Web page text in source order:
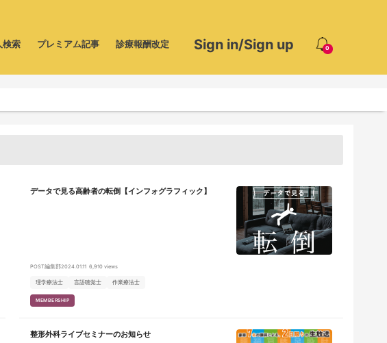
0
Sign in/Sign up
検索 プレミアム記事 診療報酬改定
データで見る高齢者の転倒【インフォグラフィック】
POST編集部2024.01.11 6,910 views
理学療法士 言語聴覚士 作業療法士
MEMBERSHIP
整形外科ライブセミナーのお知らせ